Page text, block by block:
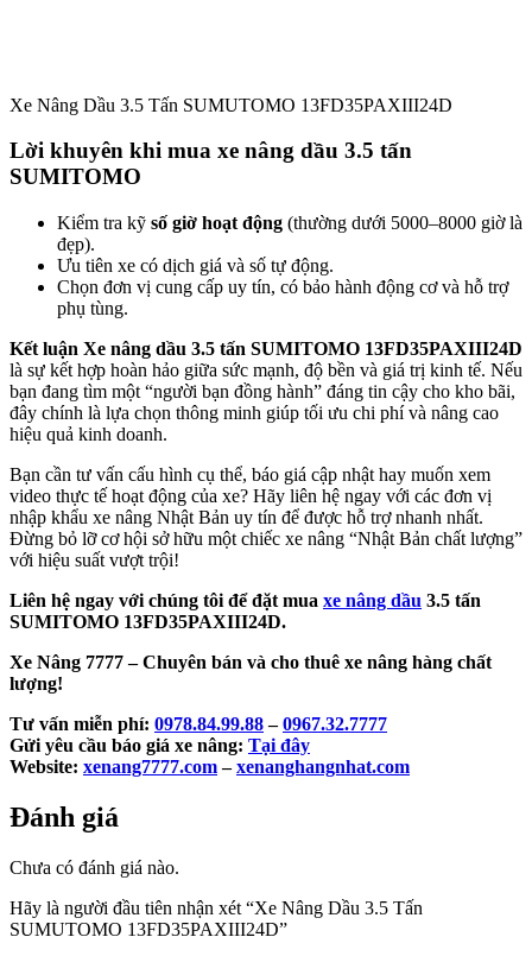
Xe Nâng Dầu 3.5 Tấn SUMUTOMO 13FD35PAXIII24D
Lời khuyên khi mua xe nâng dầu 3.5 tấn
SUMITOMO
Kiểm tra kỹ số giờ hoạt động (thường dưới 5000–8000 giờ là
đẹp).
Ưu tiên xe có dịch giá và số tự động.
Chọn đơn vị cung cấp uy tín, có bảo hành động cơ và hỗ trợ
phụ tùng.
Kết luận Xe nâng dầu 3.5 tấn SUMITOMO 13FD35PAXIII24D
là sự kết hợp hoàn hảo giữa sức mạnh, độ bền và giá trị kinh tế. Nếu
bạn đang tìm một “người bạn đồng hành” đáng tin cậy cho kho bãi,
đây chính là lựa chọn thông minh giúp tối ưu chi phí và nâng cao
hiệu quả kinh doanh.
Bạn cần tư vấn cấu hình cụ thể, báo giá cập nhật hay muốn xem
video thực tế hoạt động của xe? Hãy liên hệ ngay với các đơn vị
nhập khẩu xe nâng Nhật Bản uy tín để được hỗ trợ nhanh nhất.
Đừng bỏ lỡ cơ hội sở hữu một chiếc xe nâng “Nhật Bản chất lượng”
với hiệu suất vượt trội!
Liên hệ ngay với chúng tôi để đặt mua xe nâng dầu 3.5 tấn
SUMITOMO 13FD35PAXIII24D.
Xe Nâng 7777 – Chuyên bán và cho thuê xe nâng hàng chất
lượng!
Tư vấn miễn phí: 0978.84.99.88–0967.32.7777
Gửi yêu cầu báo giá xe nâng: Tại đây
Website: xenang7777.com–xenanghangnhat.com
Đánh giá
Chưa có đánh giá nào.
Hãy là người đầu tiên nhận xét “Xe Nâng Dầu 3.5 Tấn
SUMUTOMO 13FD35PAXIII24D”